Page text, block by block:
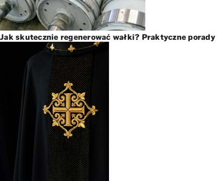
Jak skutecznie regenerować wałki? Praktyczne